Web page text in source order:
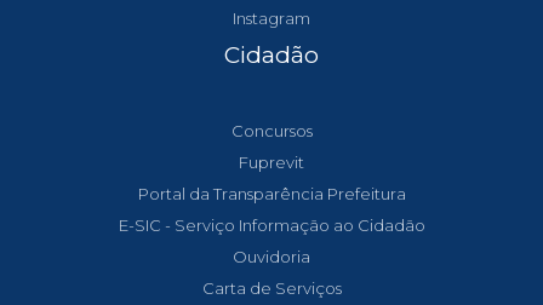
Instagram
Cidadão
Concursos
Fuprevit
Portal da Transparência Prefeitura
E-SIC - Serviço Informação ao Cidadão
Ouvidoria
Carta de Serviços